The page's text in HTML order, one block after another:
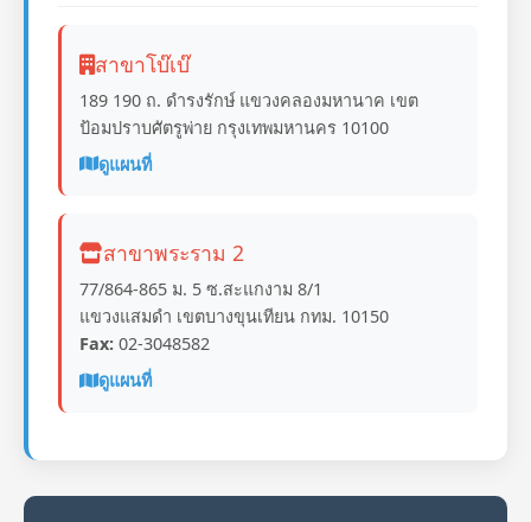
สาขาโบ๊เบ๊
189 190 ถ. ดำรงรักษ์ แขวงคลองมหานาค เขต
ป้อมปราบศัตรูพ่าย กรุงเทพมหานคร 10100
ดูแผนที่
สาขาพระราม 2
77/864-865 ม. 5 ซ.สะแกงาม 8/1
แขวงแสมดำ เขตบางขุนเทียน กทม. 10150
Fax: 02-3048582
ดูแผนที่